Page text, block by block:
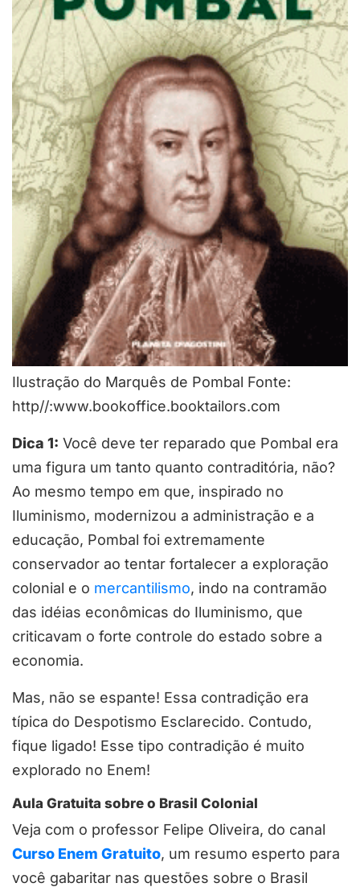
Ilustração do Marquês de Pombal Fonte:
http//:www.bookoffice.booktailors.com
Dica 1: Você deve ter reparado que Pombal era
uma figura um tanto quanto contraditória, não?
Ao mesmo tempo em que, inspirado no
Iluminismo, modernizou a administração e a
educação, Pombal foi extremamente
conservador ao tentar fortalecer a exploração
colonial e o mercantilismo, indo na contramão
das idéias econômicas do Iluminismo, que
criticavam o forte controle do estado sobre a
economia.
Mas, não se espante! Essa contradição era
típica do Despotismo Esclarecido. Contudo,
fique ligado! Esse tipo contradição é muito
explorado no Enem!
Aula Gratuita sobre o Brasil Colonial
Veja com o professor Felipe Oliveira, do canal
Curso Enem Gratuito, um resumo esperto para
você gabaritar nas questões sobre o Brasil